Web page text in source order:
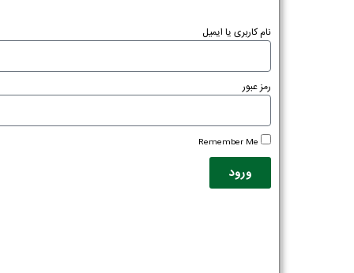
نام کاربری یا ایمیل
رمز عبور
Remember Me
ورود